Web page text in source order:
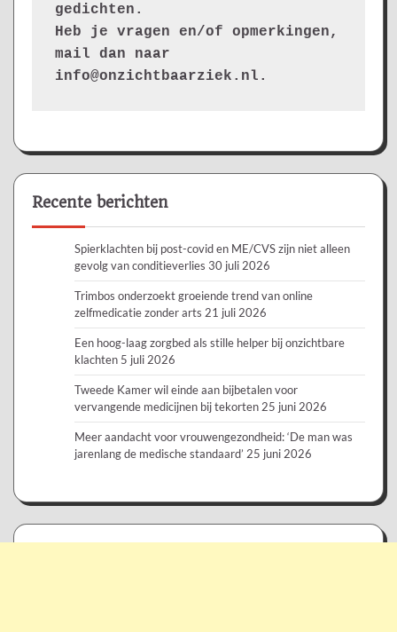
gedichten.
Heb je vragen en/of opmerkingen,
mail dan naar
info@onzichtbaarziek.nl.
Recente berichten
Spierklachten bij post-covid en ME/CVS zijn niet alleen
gevolg van conditieverlies 30 juli 2026
Trimbos onderzoekt groeiende trend van online
zelfmedicatie zonder arts 21 juli 2026
Een hoog-laag zorgbed als stille helper bij onzichtbare
klachten 5 juli 2026
Tweede Kamer wil einde aan bijbetalen voor
vervangende medicijnen bij tekorten 25 juni 2026
Meer aandacht voor vrouwengezondheid: ‘De man was
jarenlang de medische standaard’ 25 juni 2026